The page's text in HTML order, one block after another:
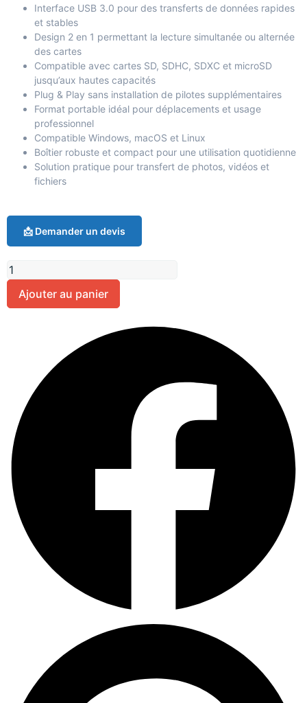
Interface USB 3.0 pour des transferts de données rapides
et stables
Design 2 en 1 permettant la lecture simultanée ou alternée
des cartes
Compatible avec cartes SD, SDHC, SDXC et microSD
jusqu’aux hautes capacités
Plug & Play sans installation de pilotes supplémentaires
Format portable idéal pour déplacements et usage
professionnel
Compatible Windows, macOS et Linux
Boîtier robuste et compact pour une utilisation quotidienne
Solution pratique pour transfert de photos, vidéos et
fichiers
📩 Demander un devis
Ajouter au panier